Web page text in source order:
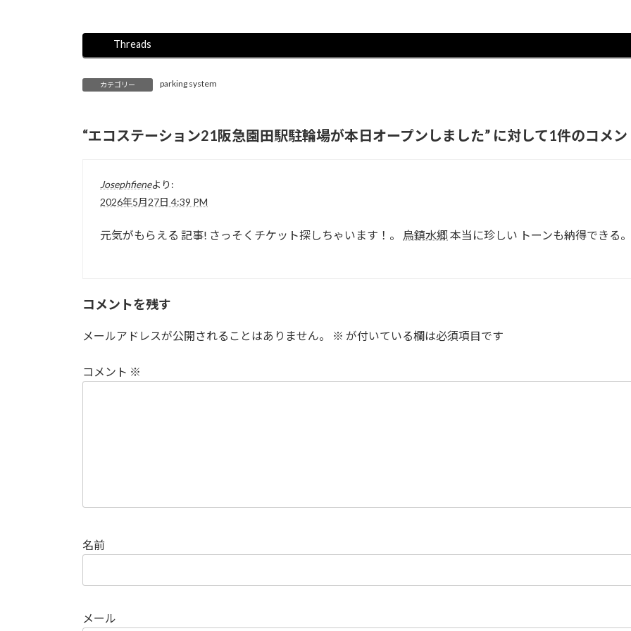
Threads
カテゴリー parking system
“エコステーション21阪急園田駅駐輪場が本日オープンしました” に対して1件のコメン
Josephfieneより:
2026年5月27日 4:39 PM
元気がもらえる 記事! さっそくチケット探しちゃいます！。 烏鎮水郷本当に珍しい トーンも納得できる。
コメントを残す
メールアドレスが公開されることはありません。 ※ が付いている欄は必須項目です
コメント ※
名前
メール